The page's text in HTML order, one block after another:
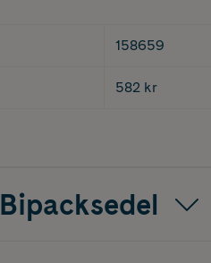
158659
582 kr
Bipacksedel